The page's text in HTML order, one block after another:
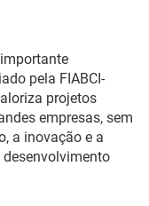
pela FIABCI-
projetos
empresas, sem
a inovação e a